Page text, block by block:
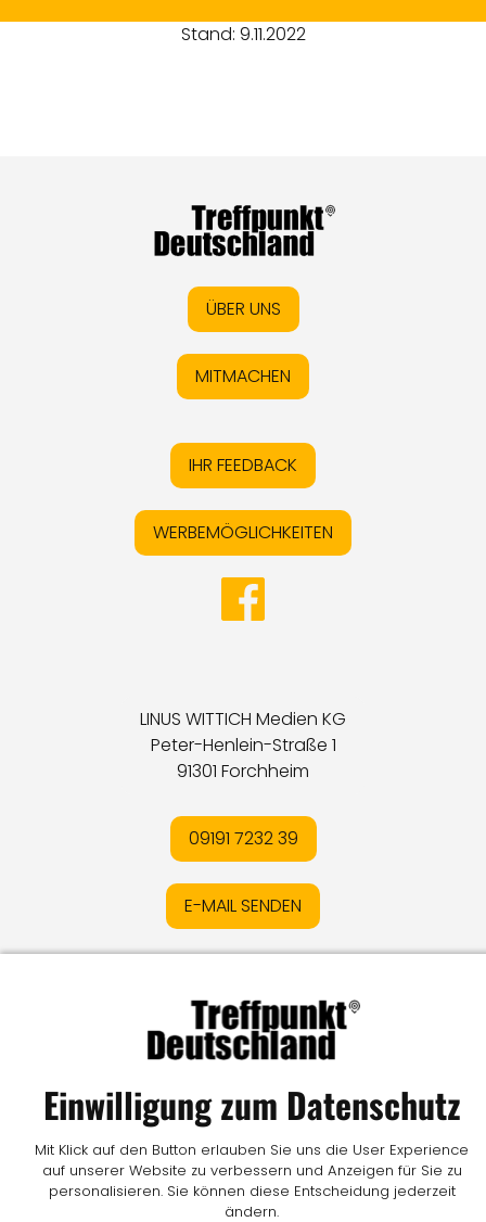
Stand: 9.11.2022
ÜBER UNS
MITMACHEN
IHR FEEDBACK
WERBEMÖGLICHKEITEN
LINUS WITTICH Medien KG
Peter-Henlein-Straße 1
91301 Forchheim
09191 7232 39
E-MAIL SENDEN
DatenschutzIOnline-Streitschlichtung
MediadatenIKontaktIVertrag widerrufen
© LW Medien GmbH
Einwilligung zum Datenschutz
Mit Klick auf den Button erlauben Sie uns die User Experience
auf unserer Website zu verbessern und Anzeigen für Sie zu
personalisieren. Sie können diese Entscheidung jederzeit
ändern.